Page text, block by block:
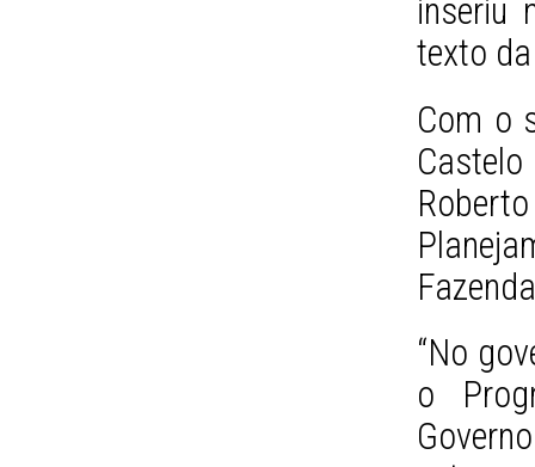
inseriu
texto
Com o
“No
o